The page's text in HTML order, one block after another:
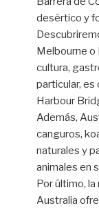
desértico y
Melbourne o
cultura,
particular, es
Harbour
Además,
canguros,
naturales y
animales en
Por último,
Australia